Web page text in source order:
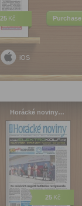
iOS
25 Kč Purchase
Horácké noviny…
25 Kč